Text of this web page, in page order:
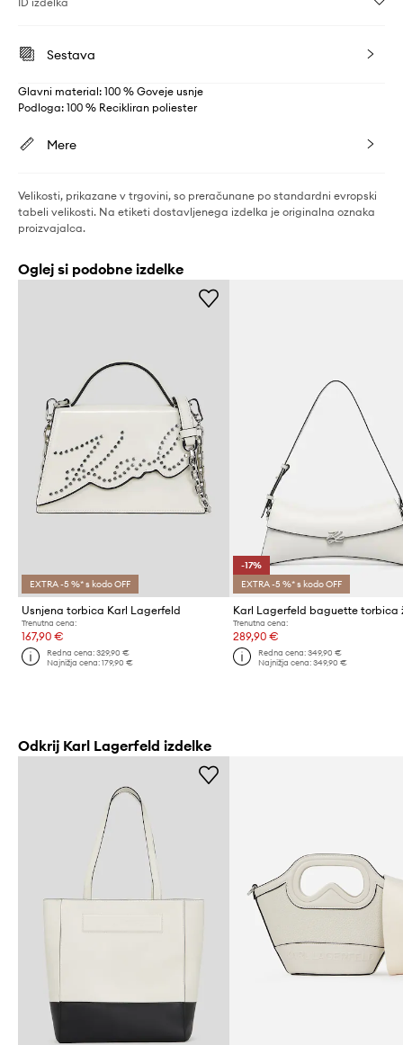
Sestava
Glavni material: 100 % Goveje usnje
Podloga: 100 % Recikliran poliester
Mere
Velikosti, prikazane v trgovini, so preračunane po standardni evropski
tabeli velikosti. Na etiketi dostavljenega izdelka je originalna oznaka
proizvajalca.
Oglej si podobne izdelke
EXTRA -5 %* s kodo OFF
Usnjena torbica Karl Lagerfeld
Trenutna cena:
167,90 €
Redna cena:329,90 €
Najnižja cena:179,90 €
-17%
EXTRA -5 %* s kodo OFF
Trenutna cena:
289,90 €
Redna cena: 349,90 €
Najnižja cena: 349,90 €
Odkrij Karl Lagerfeld izdelke